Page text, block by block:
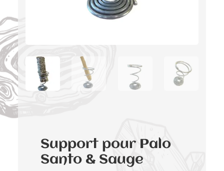
Support pour Palo
Santo & Sauge